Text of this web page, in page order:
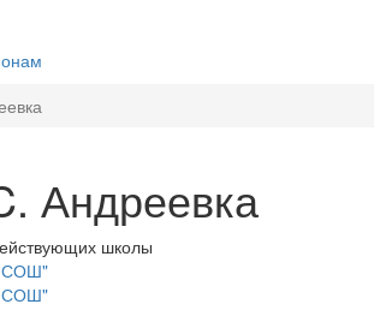
Андреевка
школы
СОШ"
СОШ"